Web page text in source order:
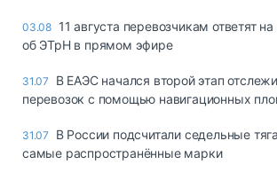
03.08 11 августа перевозчикам ответят
об ЭТрН в прямом эфире
31.07
В ЕАЭС начался второй этап
перевозок с помощью навигационных
31.07
В России подсчитали седельные
самые распространённые марки